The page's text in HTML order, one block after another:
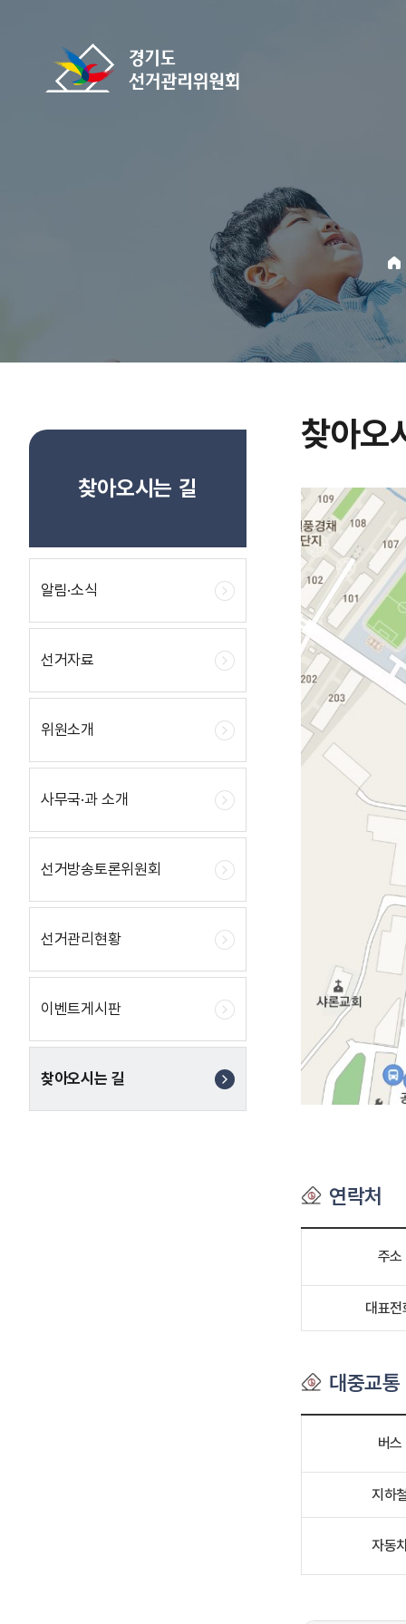
찾아오시는 길
알림·소식
선거자료
위원소개
사무국·과 소개
선거방송토론위원회
선거관리현황
이벤트게시판
찾아오시는 길
찾아오
연락처
주소
대표전
대중교통
버스
지하
자동